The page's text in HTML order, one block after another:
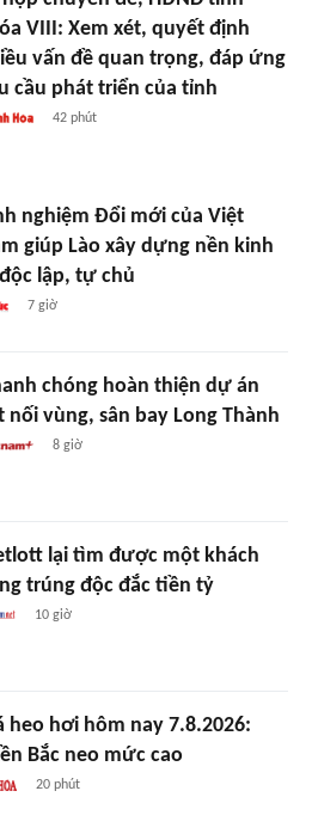
VIII: Xem xét, quyết định
vấn đề quan trọng, đáp ứng
cầu phát triển của tỉnh
42 phút
nghiệm Đổi mới của Việt
giúp Lào xây dựng nền kinh
lập, tự chủ
7 giờ
chóng hoàn thiện dự án
nối vùng, sân bay Long Thành
8 giờ
lại tìm được một khách
trúng độc đắc tiền tỷ
10 giờ
heo hơi hôm nay 7.8.2026:
Bắc neo mức cao
20 phút